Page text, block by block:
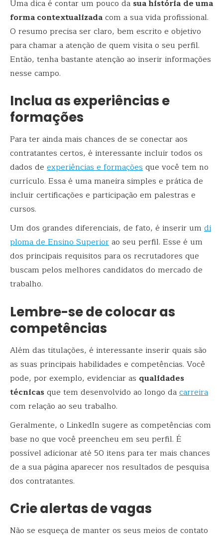
Uma dica é contar um pouco da sua história de uma
forma contextualizadacom a sua vida profissional.
O resumo precisa ser claro, bem escrito e objetivo
para chamar a atenção de quem visita o seu perfil.
Então, tenha bastante atenção ao inserir informações
nesse campo.
Inclua as experiências e
formações
Para ter ainda mais chances de se conectar aos
contratantes certos, é interessante incluir todos os
dados de experiências e formaçõesque você tem no
currículo. Essa é uma maneira simples e prática de
incluir certificações e participação em palestras e
cursos.
Um dos grandes diferenciais, de fato, é inserir um di
ploma de Ensino Superiorao seu perfil. Esse é um
dos principais requisitos para os recrutadores que
buscam pelos melhores candidatos do mercado de
trabalho.
Lembre-se de colocar as
competências
Além das titulações, é interessante inserir quais são
as suas principais habilidades e competências. Você
pode, por exemplo, evidenciar as qualidades
técnicasque tem desenvolvido ao longo dacarreira
com relação ao seu trabalho.
Geralmente, o LinkedIn sugere as competências com
base no que você preencheu em seu perfil. É
possível adicionar até 50 itens para ter mais chances
de a sua página aparecer nos resultados de pesquisa
dos contratantes.
Crie alertas de vagas
Não se esqueça de manter os seus meios de contato